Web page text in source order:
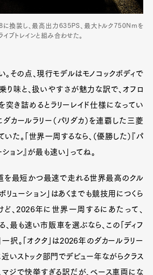
に換装し、最高出力635PS、最大トルク750Nmを
ブトレインと組み合わせた。
。その点、現行モデルはモノコックボディで
り味と、扱いやすさが魅力な訳で、オフロ
突き詰めるとラリーレイド仕様になってい
カールラリー（パリダカ）を連覇した三菱
た。「世界一周するなら、（優勝した）『パ
ション』が最も速い」ってね。
道を最短かつ最速で走れる世界最高のクル
ボリューション」はあくまでも競技用につくら
、2026年に世界一周するにあたって、
最も速い市販車を選ぶなら、この「ディフ
一択。「オクタ」は2026年のダカールラリー
いストック部門でデビュー年ながらクラス
マジで快挙すぎる訳だが、ベース車両にな